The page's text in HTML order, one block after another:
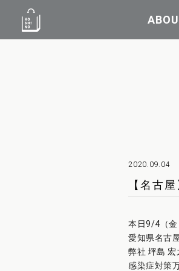
2020.09.04
【名古
本日9/4（金
愛知県名古
弊社 坪島
感染症対策